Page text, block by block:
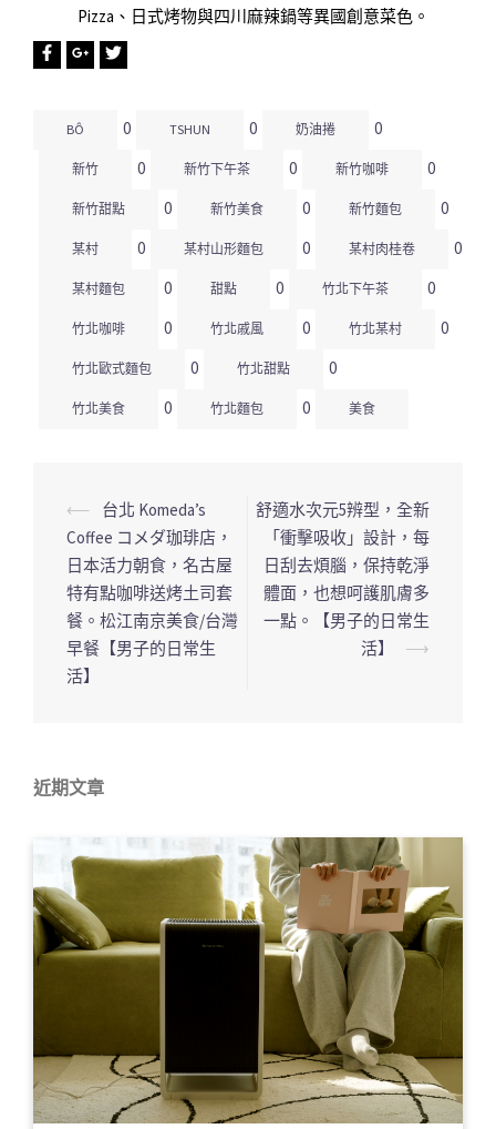
Pizza、日式烤物與四川麻辣鍋等異國創意菜色。
BÔ 0 TSHUN 0 奶油捲 0
新竹 0 新竹下午茶 0 新竹咖啡 0
新竹甜點 0 新竹美食 0 新竹麵包 0
某村 0 某村山形麵包 0 某村肉桂卷 0
某村麵包 0 甜點 0 竹北下午茶 0
竹北咖啡 0 竹北戚風 0 竹北某村 0
竹北歐式麵包 0 竹北甜點 0
竹北美食 0 竹北麵包 0 美食
文
章
導
覽
列
⟵
台北 Komeda’s
Coffee コメダ珈琲店，
日本活力朝食，名古屋
特有點咖啡送烤土司套
餐。松江南京美食/台灣
早餐【男子的日常生
活】
舒適水次元5辨型，全新
「衝擊吸收」設計，每
日刮去煩腦，保持乾淨
體面，也想呵護肌膚多
一點。【男子的日常生
活】
⟶
近期文章